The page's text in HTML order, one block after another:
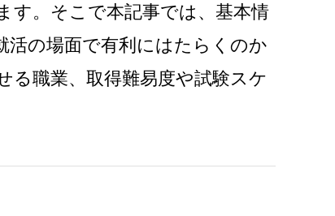
す。そこで本記事では、基本情
活の場面で有利にはたらくのか
る職業、取得難易度や試験スケ